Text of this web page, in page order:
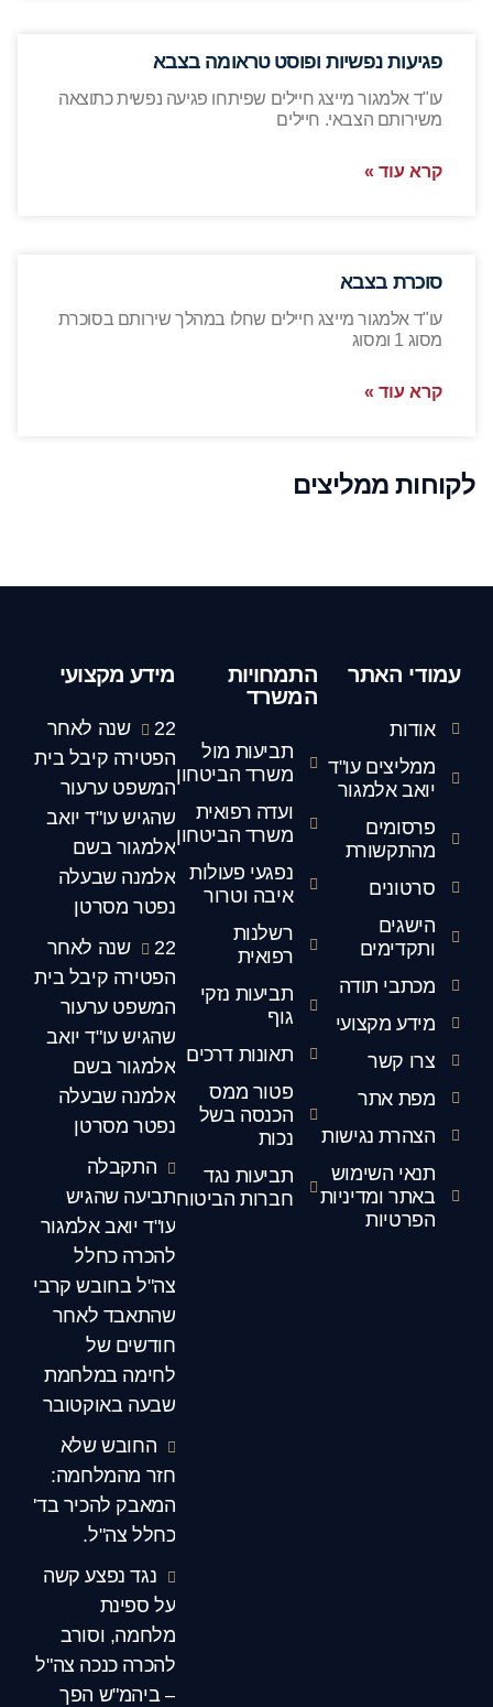
פגיעות נפשיות ופוסט טראומה בצבא
עו"ד אלמגור מייצג חיילים שפיתחו פגיעה נפשית כתוצאה
משירותם הצבאי. חיילים
קרא עוד »
סוכרת בצבא
עו"ד אלמגור מייצג חיילים שחלו במהלך שירותם בסוכרת
מסוג 1 ומסוג
קרא עוד »
לקוחות ממליצים
מידע מקצועי
22 שנה לאחר
הפטירה קיבל בית
המשפט ערעור
שהגיש עו"ד יואב
אלמגור בשם
אלמנה שבעלה
נפטר מסרטן
22 שנה לאחר
הפטירה קיבל בית
המשפט ערעור
שהגיש עו"ד יואב
אלמגור בשם
אלמנה שבעלה
נפטר מסרטן
התקבלה
תביעה שהגיש
עו"ד יואב אלמגור
להכרה כחלל
צה"ל בחובש קרבי
שהתאבד לאחר
חודשים של
לחימה במלחמת
שבעה באוקטובר
החובש שלא
חזר מהמלחמה:
המאבק להכיר בד'
כחלל צה"ל.
נגד נפצע קשה
על ספינת
מלחמה, וסורב
להכרה כנכה צה"ל
– ביהמ"ש הפך
התמחויות
המשרד
תביעות מול
משרד הביטחון
ועדה רפואית
משרד הביטחון
נפגעי פעולות
איבה וטרור
רשלנות
רפואית
תביעות נזקי
גוף
תאונות דרכים
פטור ממס
הכנסה בשל
נכות
תביעות נגד
חברות הביטוח
עמודי האתר
אודות
ממליצים עו"ד
יואב אלמגור
פרסומים
מהתקשורת
סרטונים
הישגים
ותקדימים
מכתבי תודה
מידע מקצועי
צרו קשר
מפת אתר
הצהרת נגישות
תנאי השימוש
באתר ומדיניות
הפרטיות